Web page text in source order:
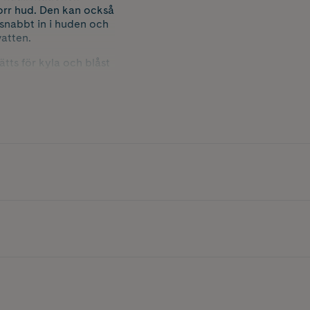
hud. Den kan också
in i huden och
för kyla och blåst